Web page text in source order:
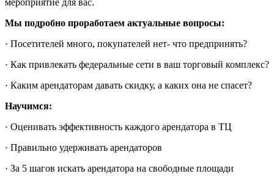
Мы подробно проработаем актуальные вопросы:
· Посетителей много, покупателей нет- что предпринять?
· Как привлекать федеральные сети в ваш торговый комплекс?
· Каким арендаторам давать скидку, а каких она не спасет?
Научимся:
· Оценивать эффективность каждого арендатора в ТЦ
· Правильно удерживать арендаторов
· За 5 шагов искать арендатора на свободные площади